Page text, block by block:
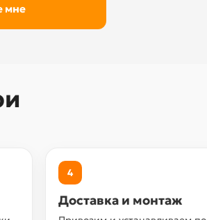
4
Доставка и монтаж